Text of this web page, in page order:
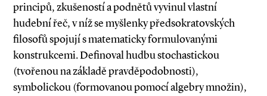
principů, zkušeností a podnětů vyvinul vlastní
hudební řeč, v níž se myšlenky předsokratovských
filosofů spojují s matematicky formulovanými
konstrukcemi. Definoval hudbu stochastickou
(tvořenou na základě pravděpodobnosti),
symbolickou (formovanou pomocí algebry množin),